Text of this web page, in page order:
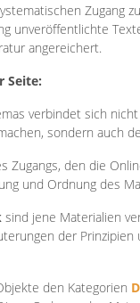
Zugang
unveröffentlichte
angereichert.
Seite:
verbindet sich
sondern auch
Zugangs, den die
und Ordnung des
sind jene Materialien
der
den Kategorien